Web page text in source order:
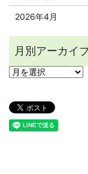
2026年4月